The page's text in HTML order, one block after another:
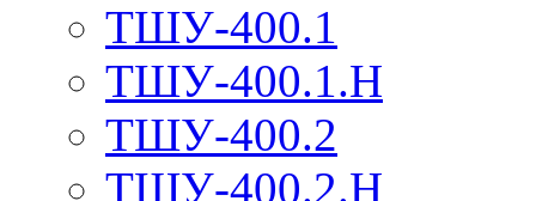
ТШУ-400.1
ТШУ-400.1.Н
ТШУ-400.2
ТШУ-400.2.Н